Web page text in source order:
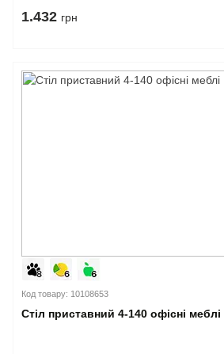
1.432 грн
Код товару: 10108653
Стіл приставний 4-140 офісні